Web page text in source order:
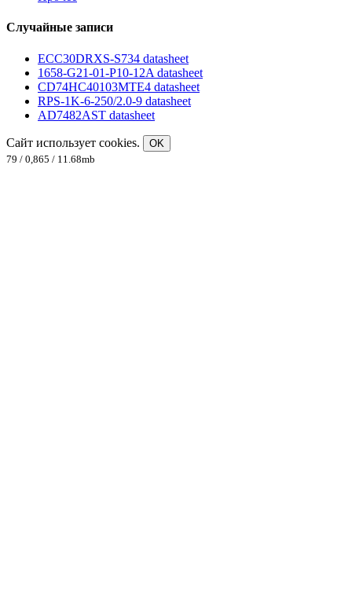
Случайные записи
ECC30DRXS-S734 datasheet
1658-G21-01-P10-12A datasheet
CD74HC40103MTE4 datasheet
RPS-1K-6-250/2.0-9 datasheet
AD7482AST datasheet
Сайт использует cookies.
OK
79 / 0,865 / 11.68mb